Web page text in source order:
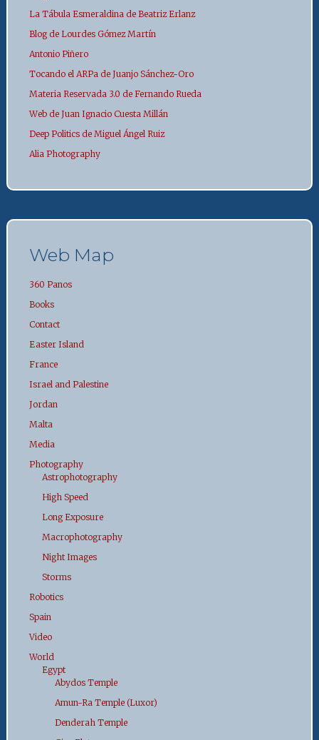
La Tábula Esmeraldina de Beatriz Erlanz
Blog de Lourdes Gómez Martín
Antonio Piñero
Tocando el ARPa de Juanjo Sánchez-Oro
Materia Reservada 3.0 de Fernando Rueda
Web de Juan Ignacio Cuesta Millán
Deep Politics de Miguel Ángel Ruiz
Alia Photography
Web Map
360 Panos
Books
Contact
Easter Island
France
Israel and Palestine
Jordan
Malta
Media
Photography
Astrophotography
High Speed
Long Exposure
Macrophotography
Night Images
Storms
Robotics
Spain
Video
World
Egypt
Abydos Temple
Amun-Ra Temple (Luxor)
Denderah Temple